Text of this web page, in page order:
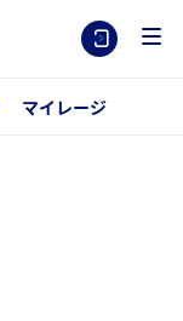
マイレージ